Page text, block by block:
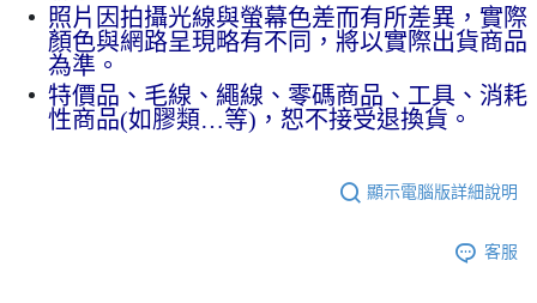
照片因拍攝光線與螢幕色差而有所差異，實際
顏色與網路呈現略有不同，將以實際出貨商品
為準。
特價品、毛線、繩線、零碼商品、工具、消耗
性商品(如膠類…等)，恕不接受退換貨。
顯示電腦版詳細說明
客服